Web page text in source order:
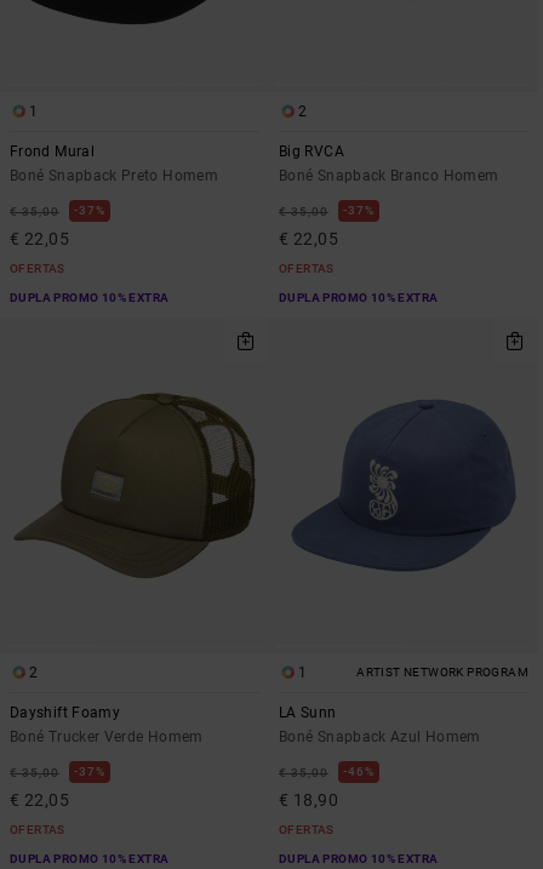
1
Frond Mural
Boné Snapback Preto Homem
€ 35,00 37%
€ 22,05
OFERTAS
DUPLA PROMO 10% EXTRA
2
Big RVCA
Boné Snapback Branco Homem
€ 35,00 37%
€ 22,05
OFERTAS
DUPLA PROMO 10% EXTRA
2
Dayshift Foamy
Boné Trucker Verde Homem
€ 35,00 37%
€ 22,05
OFERTAS
DUPLA PROMO 10% EXTRA
1 ARTIST NETWORK PROGRAM
LA Sunn
Boné Snapback Azul Homem
€ 35,00 46%
€ 18,90
OFERTAS
DUPLA PROMO 10% EXTRA